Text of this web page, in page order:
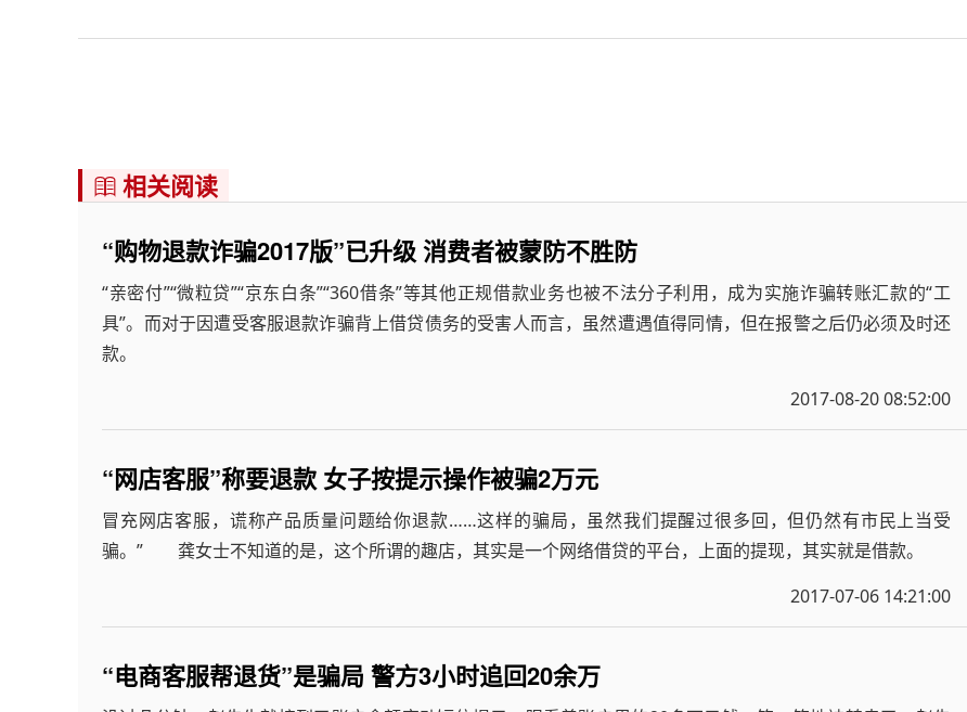
 相关阅读
“购物退款诈骗2017版”已升级 消费者被蒙防不胜防
“亲密付”“微粒贷”“京东白条”“360借条”等其他正规借款业务也被不法分子利用，成为实施诈骗转账汇款的“工
具”。而对于因遭受客服退款诈骗背上借贷债务的受害人而言，虽然遭遇值得同情，但在报警之后仍必须及时还
款。
2017-08-20 08:52:00
“网店客服”称要退款 女子按提示操作被骗2万元
冒充网店客服，谎称产品质量问题给你退款……这样的骗局，虽然我们提醒过很多回，但仍然有市民上当受
骗。” 龚女士不知道的是，这个所谓的趣店，其实是一个网络借贷的平台，上面的提现，其实就是借款。
2017-07-06 14:21:00
“电商客服帮退货”是骗局 警方3小时追回20余万